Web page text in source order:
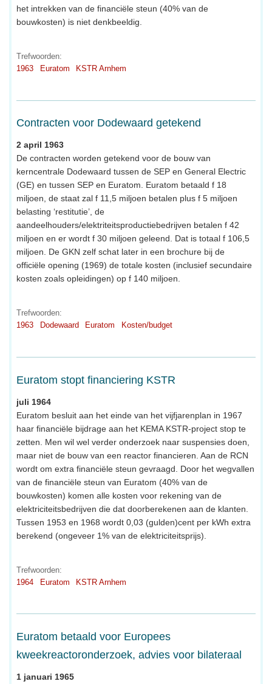
het intrekken van de financiële steun (40% van de
bouwkosten) is niet denkbeeldig.
Trefwoorden:
1963
Euratom KSTR Arnhem
Contracten voor Dodewaard getekend
2 april 1963
De contracten worden getekend voor de bouw van
kerncentrale Dodewaard tussen de SEP en General Electric
(GE) en tussen SEP en Euratom. Euratom betaald f 18
miljoen, de staat zal f 11,5 miljoen betalen plus f 5 miljoen
belasting ‘restitutie’, de
aandeelhouders/elektriteitsproductiebedrijven betalen f 42
miljoen en er wordt f 30 miljoen geleend. Dat is totaal f 106,5
miljoen. De GKN zelf schat later in een brochure bij de
officiële opening (1969) de totale kosten (inclusief secundaire
kosten zoals opleidingen) op f 140 miljoen.
Trefwoorden:
1963
Dodewaard Euratom Kosten/budget
Euratom stopt financiering KSTR
juli 1964
Euratom besluit aan het einde van het vijfjarenplan in 1967
haar financiële bijdrage aan het KEMA KSTR-project stop te
zetten. Men wil wel verder onderzoek naar suspensies doen,
maar niet de bouw van een reactor financieren. Aan de RCN
wordt om extra financiële steun gevraagd. Door het wegvallen
van de financiële steun van Euratom (40% van de
bouwkosten) komen alle kosten voor rekening van de
elektriciteitsbedrijven die dat doorberekenen aan de klanten.
Tussen 1953 en 1968 wordt 0,03 (gulden)cent per kWh extra
berekend (ongeveer 1% van de elektriciteitsprijs).
Trefwoorden:
1964
Euratom KSTR Arnhem
Euratom betaald voor Europees
kweekreactoronderzoek, advies voor bilateraal
1 januari 1965